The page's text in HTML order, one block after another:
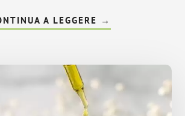
A LEGGERE INFOMARIJUANA
LEGALE
SONO
BENEFICI
→